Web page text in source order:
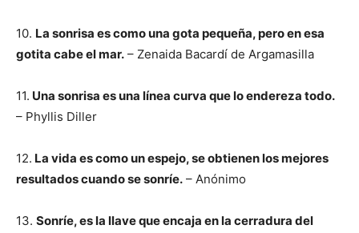
10. La sonrisa es como una gota pequeña, pero en esa
gotita cabe el mar. – Zenaida Bacardí de Argamasilla
11. Una sonrisa es una línea curva que lo endereza todo.
– Phyllis Diller
12. La vida es como un espejo, se obtienen los mejores
resultados cuando se sonríe. – Anónimo
13. Sonríe, es la llave que encaja en la cerradura del